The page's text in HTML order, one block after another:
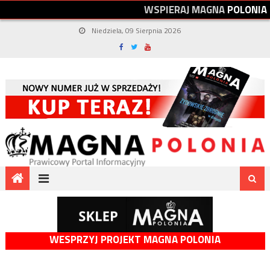
WSPIERAJMAGNAPOLONIA
Niedziela, 09 Sierpnia 2026
WESPRZYJ PROJEKT MAGNA POLONIA